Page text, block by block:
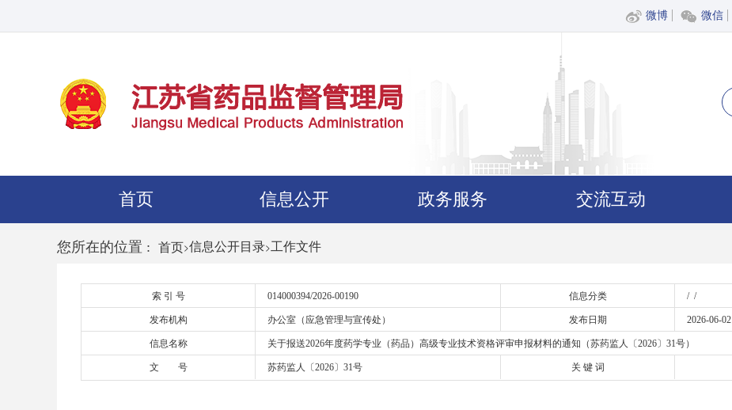
微博 微信
首页 信息公开 政务服务 交流互动
您所在的位置 : 首页>信息公开目录>工作文件
索 引 号 014000394/2026-00190 信息分类 / /
发布机构 办公室（应急管理与宣传处） 发布日期 2026-06-02
信息名称 关于报送2026年度药学专业（药品）高级专业技术资格评审申报材料的通知（苏药监人〔2026〕31号）
文 号 苏药监人〔2026〕31号 关 键 词